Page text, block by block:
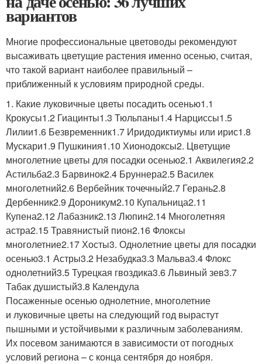
вариантов
Многие профессиональные цветоводы рекомендуют
высаживать цветущие растения именно осенью, считая,
что такой вариант наиболее правильный –
приближенный к условиям природной среды.
1. Какие луковичные цветы посадить осенью1.1
Крокусы1.2 Гиацинты1.3 Тюльпаны1.4 Нарциссы1.5
Лилии1.6 Безвременник1.7 Иридодиктиумы или ирис1.8
Мускари1.9 Пушкиния1.10 Хионодоксы2. Цветущие
многолетние цветы для посадки осенью2.1 Аквилегия2.2
Астильба2.3 Барвинок2.4 Бруннера2.5 Василек
многолетний2.6 Вербейник точечный2.7 Герань2.8
Дербенник2.9 Дороникум2.10 Купальница2.11
Купена2.12 Лабазник2.13 Люпин2.14 Многолетняя
астра2.15 Травянистый пион2.16 Флоксы
многолетние2.17 Хосты3. Однолетние цветы для посадки
осенью3.1 Астры3.2 Незабудка3.3 Мальва3.4 Флокс
однолетний3.5 Турецкая гвоздика3.6 Львиный зев3.7
Табак душистый3.8 Календула
Посаженные осенью однолетние, многолетние
и луковичные цветы на следующий год вырастут
пышными и устойчивыми к различным заболеваниям.
Их посевом занимаются в зависимости от погодных
условий региона – с конца сентября до ноября.